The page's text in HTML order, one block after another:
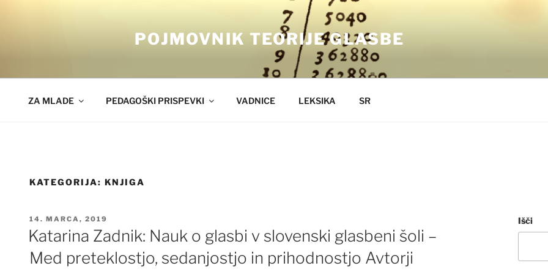
POJMOVNIK TEORIJE GLASBE
ZA MLADE PEDAGOŠKI PRISPEVKI VADNICE LEKSIKA SR
KATEGORIJA: KNJIGA
OBJAVLJENO
DNE
14. MARCA, 2019
Katarina Zadnik: Nauk o glasbi v slovenski glasbeni šoli –
Med preteklostjo, sedanjostjo in prihodnostjo Avtorji
Išči